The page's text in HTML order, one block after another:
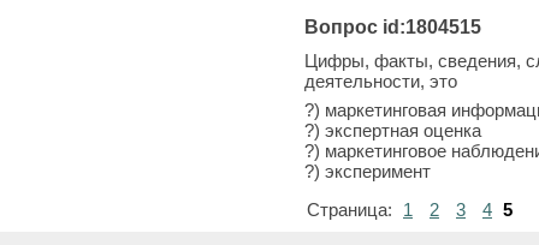
Вопрос id:1804515
Цифры, факты, сведения,
деятельности, это
?) маркетинговая
?) экспертная оценка
?) маркетинговое
?) эксперимент
Страница:
1 2 3 4 5